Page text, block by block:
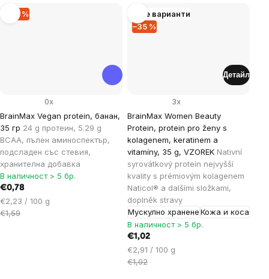
–50 %
BrainMax Vegan protein, банан,
35 гр 24 g протеин, 5.29 g
BCAA, пълен аминоспектър,
подсладен със стевия,
хранителна добавка
0x
В наличност > 5 бр.
€0,78
Цена
за
€2,23 / 100 g
€1,59
–35 %
Още варианти
BrainMax Women Beauty
Protein, protein pro ženy s
kolagenem, keratinem a
vitamíny, 35 g, VZOREK Nativní
syrovátkový protein nejvyšší
kvality s prémiovým kolagenem
Naticol® a dalšími složkami,
doplněk stravy
Мускулно храненеКожа и коса
3x
В наличност > 5 бр.
€1,02
Цена
за
€2,91 / 100 g
€1,02
Детайл